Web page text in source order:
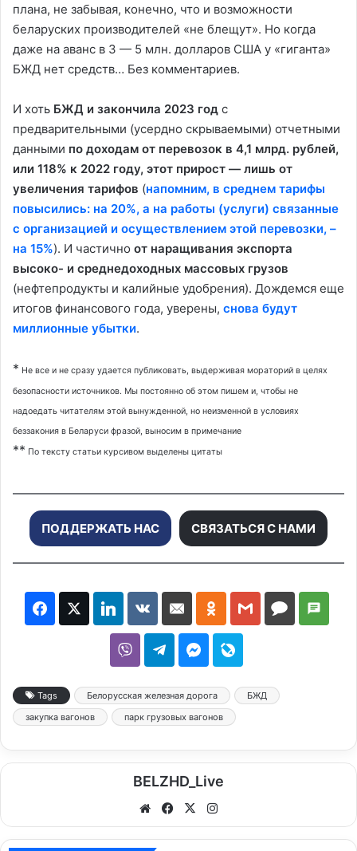
плана, не забывая, конечно, что и возможности
беларуских производителей «не блещут». Но когда
даже на аванс в 3 — 5 млн. долларов США у «гиганта»
БЖД нет средств… Без комментариев.
И хоть БЖД и закончила 2023 год с
предварительными (усердно скрываемыми) отчетными
данными по доходам от перевозок в 4,1 млрд. рублей,
или 118% к 2022 году, этот прирост — лишь от
увеличения тарифов (напомним, в среднем тарифы
повысились: на 20%, а на работы (услуги) связанные
с организацией и осуществлением этой перевозки, –
на 15%). И частично от наращивания экспорта
высоко- и среднедоходных массовых грузов
(нефтепродукты и калийные удобрения). Дождемся еще
итогов финансового года, уверены, снова будут
миллионные убытки.
* Не все и не сразу удается публиковать, выдерживая мораторий в целях
безопасности источников. Мы постоянно об этом пишем и, чтобы не
надоедать читателям этой вынужденной, но неизменной в условиях
беззакония в Беларуси фразой, выносим в примечание
** По тексту статьи курсивом выделены цитаты
ПОДДЕРЖАТЬ НАС СВЯЗАТЬСЯ С НАМИ
Tags Белорусская железная дорога
БЖД
закупка вагонов
парк грузовых вагонов
BELZHD_Live
We
bsi
Fa
ce
X
tag